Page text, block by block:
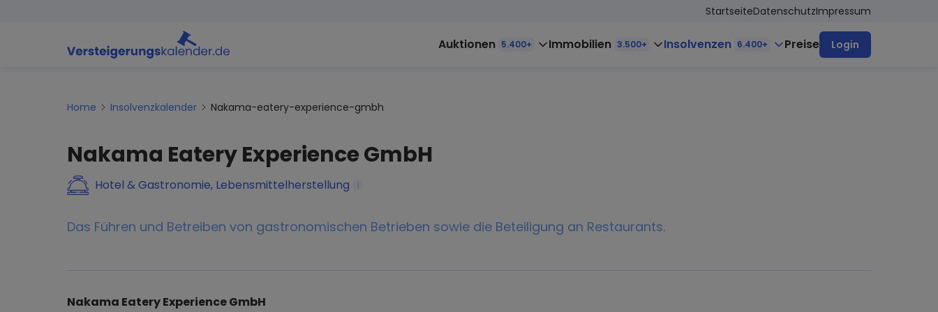
StartseiteDatenschutzImpressum
Auktionen 5.400+ Immobilien 3.500+ Insolvenzen 6.400+ Preise Login
Home Insolvenzkalender Nakama-eatery-experience-gmbh
Nakama Eatery Experience GmbH
Hotel & Gastronomie, Lebensmittelherstellung i
Das Führen und Betreiben von gastronomischen Betrieben sowie die Beteiligung an Restaurants.
Nakama Eatery Experience GmbH